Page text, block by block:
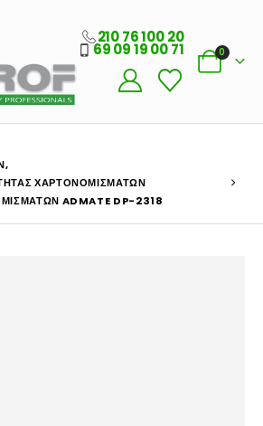
210 76 100 20
69 09 19 00 71 0
,
ΧΑΡΤΟΝΟΜΙΣΜΆΤΩΝ
ADMATE DP-2318